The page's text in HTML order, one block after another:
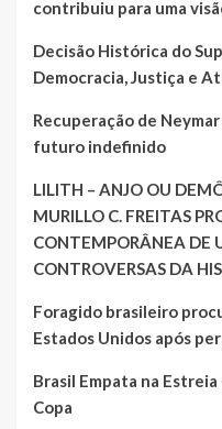
contribuiu para uma
Decisão Histórica do
Democracia, Justiça e
Recuperação de
futuro indefinido
LILITH – ANJO OU
MURILLO C. FREITAS
CONTEMPORÂNEA DE
CONTROVERSAS DA
Foragido brasileiro
Estados Unidos após
Brasil Empata na
Copa